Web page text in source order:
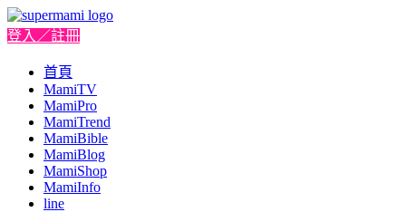
登入／註冊
首頁
MamiTV
MamiPro
MamiTrend
MamiBible
MamiBlog
MamiShop
MamiInfo
line